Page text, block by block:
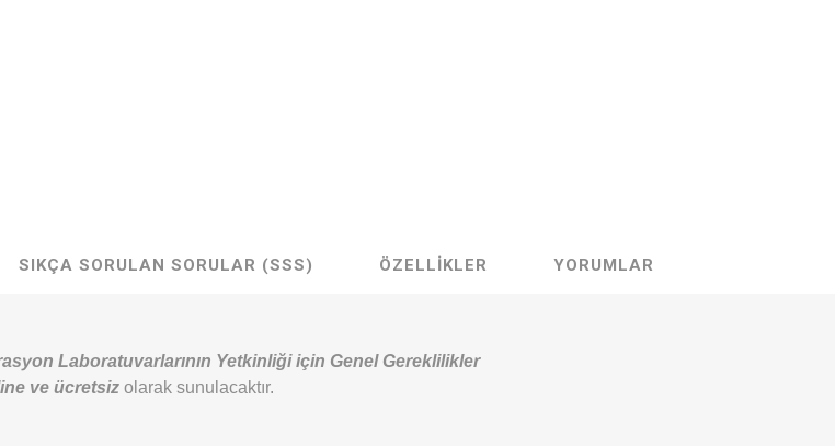
SIKÇA SORULAN SORULAR (SSS) ÖZELLIKLER YORUMLAR
Laboratuvarlarının Yetkinliği için Genel Gereklilikler
ve ücretsiz olarak sunulacaktır.